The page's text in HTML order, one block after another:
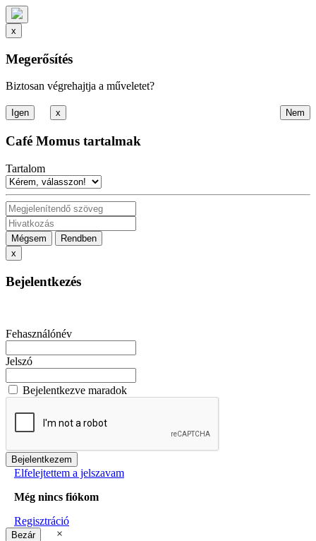
x
Megerősítés
Biztosan végrehajtja a műveletet?
x
Café Momus tartalmak
Tartalom
Mégsem
Rendben
x
Bejelentkezés
Fehasználónév
Jelszó
Bejelentkezve maradok
Elfelejtettem a jelszavam
Még nincs fiókom
Regisztráció
×